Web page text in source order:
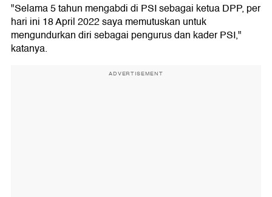
"Selama 5 tahun mengabdi di PSI sebagai ketua DPP, per
hari ini 18 April 2022 saya memutuskan untuk
mengundurkan diri sebagai pengurus dan kader PSI,"
katanya.
ADVERTISEMENT